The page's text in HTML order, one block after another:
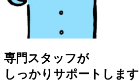
専門スタッフが
しっかりサポートします